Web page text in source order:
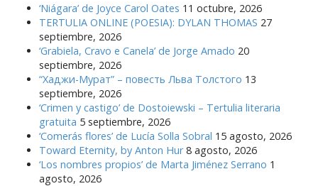
‘Niágara’ de Joyce Carol Oates 11 octubre, 2026
TERTULIA ONLINE (POESIA): DYLAN THOMAS 27
septiembre, 2026
‘Grabiela, Cravo e Canela’ de Jorge Amado 20
septiembre, 2026
“Хаджи-Мурат” – повесть Льва Толстого 13
septiembre, 2026
‘Crimen y castigo’ de Dostoiewski – Tertulia literaria
gratuita 5 septiembre, 2026
‘Comerás flores’ de Lucía Solla Sobral 15 agosto, 2026
Toward Eternity, by Anton Hur 8 agosto, 2026
‘Los nombres propios’ de Marta Jiménez Serrano 1
agosto, 2026